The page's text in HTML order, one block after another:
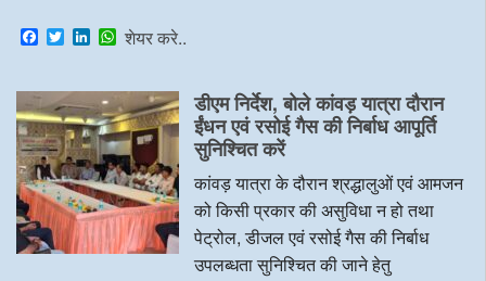
F
a
e
b
o
o
k
T
w
t
t
e
r
L
k
e
d
I
n
W
t
s
A
p
p
शेयर करे..
डीएम निर्देश, बोले कांवड़ यात्रा दौरान
ईंधन एवं रसोई गैस की निर्बाध आपूर्ति
सुनिश्चित करें
कांवड़ यात्रा के दौरान श्रद्धालुओं एवं आमजन
को किसी प्रकार की असुविधा न हो तथा
पेट्रोल, डीजल एवं रसोई गैस की निर्बाध
उपलब्धता सुनिश्चित की जाने हेतु